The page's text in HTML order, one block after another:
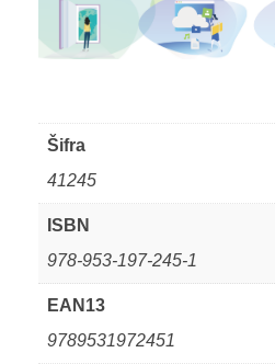
Šifra
41245
ISBN
978-953-197-245-1
EAN13
9789531972451